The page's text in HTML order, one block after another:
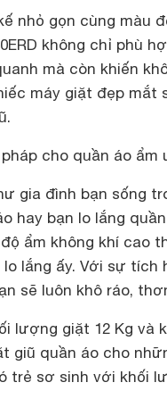
nhỏ gọn cùng màu
không chỉ phù
mà còn khiến
máy giặt đẹp mắt
pháp cho quần áo ẩm
gia đình bạn sống
hay bạn lo lắng
ẩm không khí cao
lo lắng ấy. Với sự tích
sẽ luôn khô ráo,
lượng giặt 12 Kg và
giũ quần áo cho
trẻ sơ sinh với khối